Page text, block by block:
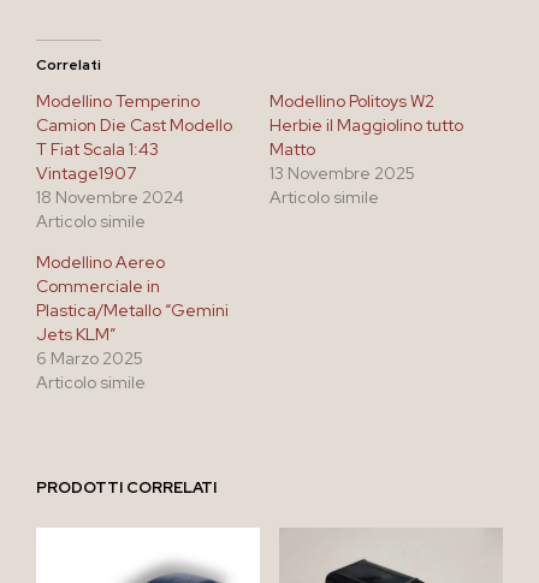
Correlati
Modellino Temperino
Camion Die Cast Modello
T Fiat Scala 1:43
Vintage1907
18 Novembre 2024
Articolo simile
Modellino Politoys W2
Herbie il Maggiolino tutto
Matto
13 Novembre 2025
Articolo simile
Modellino Aereo
Commerciale in
Plastica/Metallo “Gemini
Jets KLM”
6 Marzo 2025
Articolo simile
PRODOTTI CORRELATI